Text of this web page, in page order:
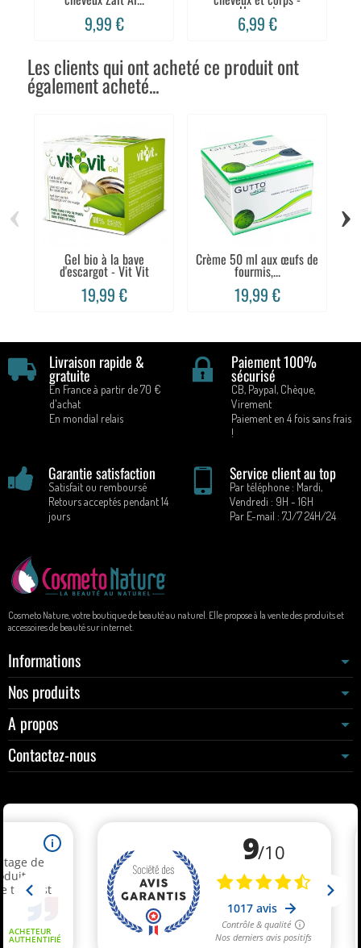
9,99 € Hemani
6,99 €
Les clients qui ont acheté ce produit ont
également acheté...
Gel bio à la bave
d'escargot - Vit Vit
19,99 €
Crème 50 ml aux œufs de
fourmis,...
19,99 €
‹ ›
Livraison rapide &
gratuite
En France à partir de 70 €
d'achat
En mondial relais
Paiement 100%
sécurisé
CB, Paypal, Chèque,
Virement
Paiement en 4 fois sans frais
!
Garantie satisfaction
Satisfait ou remboursé
Retours acceptés pendant 14
jours
Service client au top
Par téléphone : Mardi,
Vendredi : 9H - 16H
Par E-mail : 7J/7 24H/24
Cosmeto Nature, votre boutique de beauté au naturel. Elle propose à la vente des produits et
accessoires de beauté sur internet.
Informations
Nos produits
A propos
Contactez-nous